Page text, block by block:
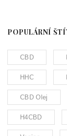
POPULÁRNÍ
CBD
HHC
CBD Olej
H4CBD